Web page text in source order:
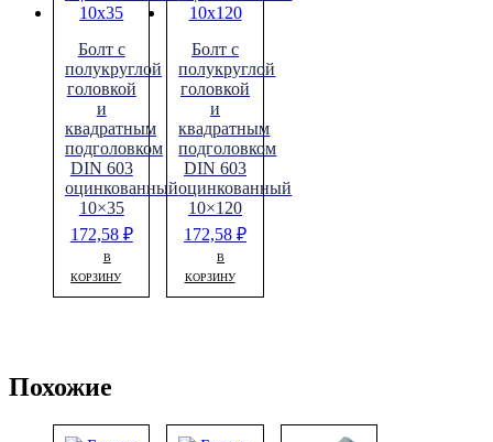
Болт с
полукруглой
головкой
и
квадратным
подголовком
DIN 603
оцинкованный
10×35
172,58 ₽
В
КОРЗИНУ
Болт с
полукруглой
головкой
и
квадратным
подголовком
DIN 603
оцинкованный
10×120
172,58₽
В
КОРЗИНУ
Похожие